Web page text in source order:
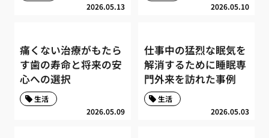
2026.05.13 2026.05.10
痛くない治療がもたら
す歯の寿命と将来の安
心への選択
2026.05.09
生活
仕事中の猛烈な眠気を
解消するために睡眠専
門外来を訪れた事例
2026.05.03
生活